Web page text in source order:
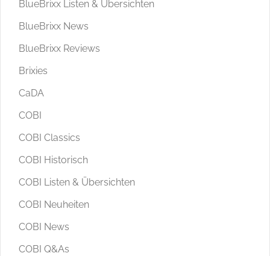
BlueBrixx Listen & Übersichten
BlueBrixx News
BlueBrixx Reviews
Brixies
CaDA
COBI
COBI Classics
COBI Historisch
COBI Listen & Übersichten
COBI Neuheiten
COBI News
COBI Q&As